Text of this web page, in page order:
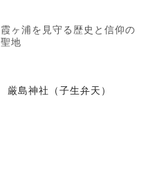
霞ヶ浦を見守る歴史と信仰の
聖地
厳島神社（子生弁天）